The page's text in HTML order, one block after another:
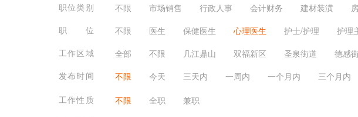
职位类别 不限 市场销售 行政人事 会计财务 建材装潢
物流仓储
娱乐休闲 广告会展 汽车服务 普工技工
机械仪表
金融保险 保健按摩 司机客运 物业管理
职位
不限 医生 保健医生 心理医生 护士/护理 护理
验光师
营养师 宠物护理/兽医
工作区域
全部 不限 几江鼎山 双福新区 圣泉街道 德感
四面山片区
西彭陶家 其它镇街 重庆主城 其他区县
发布时间
不限 今天 三天内 一周内 一个月内
三个月内
工作性质
不限 全职
兼职